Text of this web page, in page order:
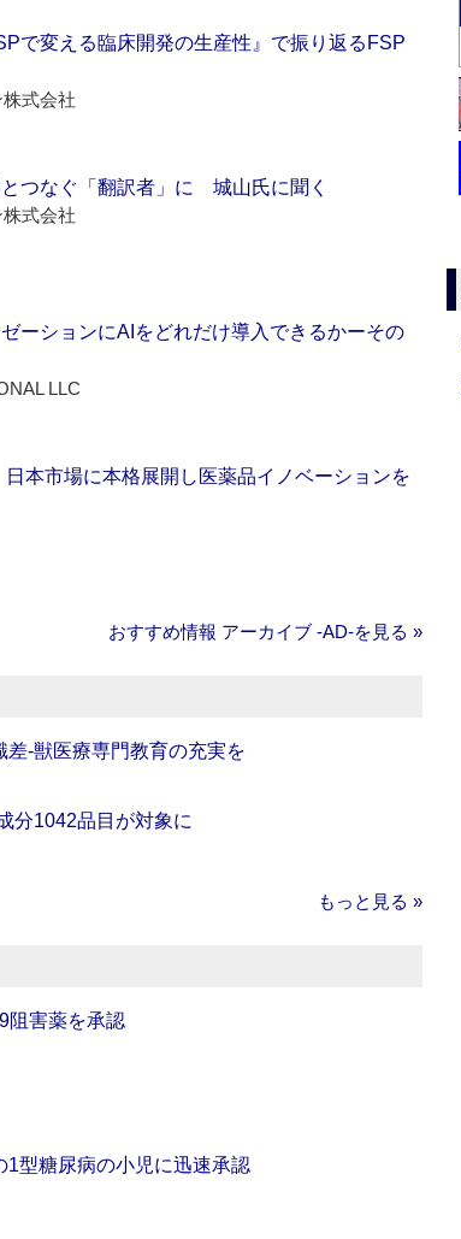
で変える臨床開発の生産性』で振り返るFSP
式会社
とつなぐ「翻訳者」に 城山氏に聞く
式会社
ーションにAIをどれだけ導入できるかーその
LLC
本市場に本格展開し医薬品イノベーションを
おすすめ情報 アーカイブ ‐AD‐を見る »
差‐獣医療専門教育の充実を
分1042品目が対象に
もっと見る »
阻害薬を承認
型糖尿病の小児に迅速承認